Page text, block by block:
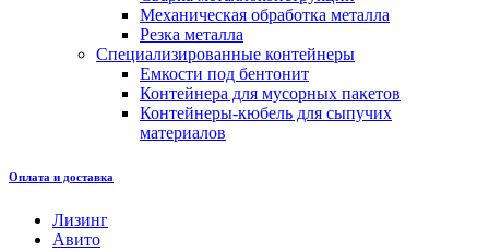
Механическая обработка металла
Резка металла
Специализированные контейнеры
Емкости под бентонит
Контейнера для мусорных пакетов
Контейнеры-кюбель для сыпучих
материалов
Оплата и доставка
Лизинг
Авито